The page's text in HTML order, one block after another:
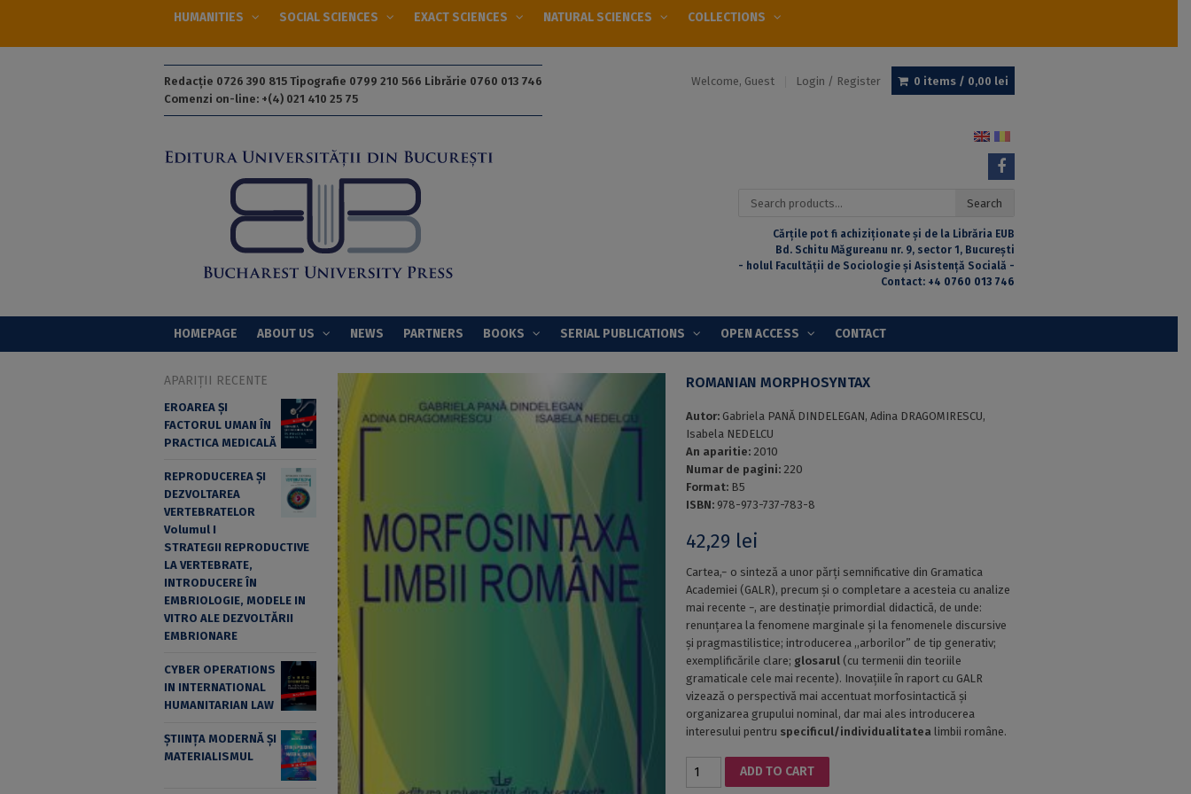
HUMANITIES SOCIAL SCIENCES EXACT SCIENCES NATURAL SCIENCES COLLECTIONS
Redacție 0726 390 815 Tipografie 0799 210 566 Librărie 0760 013 746
Comenzi on-line: +(4) 021 410 25 75
Welcome, Guest Login / Register 0 items / 0,00 lei
Search
Search
Cărțile pot fi achiziționate și de la Librăria EUB
Bd. Schitu Măgureanu nr. 9, sector 1, București
- holul Facultății de Sociologie și Asistență Socială -
Contact: +4 0760 013 746
HOMEPAGE ABOUT US NEWS PARTNERS BOOKS SERIAL PUBLICATIONS OPEN ACCESS CONTACT
ROMANIAN MORPHOSYNTAX
Autor: Gabriela PANĂ DINDELEGAN, Adina DRAGOMIRESCU,
Isabela NEDELCU
An aparitie: 2010
Numar de pagini: 220
Format: B5
ISBN: 978-973-737-783-8
42,29 lei
Cartea,− o sinteză a unor părți semnificative din Gramatica
Academiei (GALR), precum și o completare a acesteia cu analize
mai recente −, are destinație primordial didactică, de unde:
renunțarea la fenomene marginale și la fenomenele discursive
și pragmastilistice; introducerea ,,arborilor” de tip generativ;
exemplificările clare; glosarul (cu termenii din teoriile
gramaticale cele mai recente). Inovațiile în raport cu GALR
vizează o perspectivă mai accentuat morfosintactică și
organizarea grupului nominal, dar mai ales introducerea
interesului pentru specificul/individualitatea limbii române.
ADD TO CART
APARIȚII RECENTE
EROAREA ȘI
FACTORUL UMAN ÎN
PRACTICA MEDICALĂ
REPRODUCEREA ȘI
DEZVOLTAREA
VERTEBRATELOR
Volumul I
STRATEGII REPRODUCTIVE
LA VERTEBRATE,
INTRODUCERE ÎN
EMBRIOLOGIE, MODELE IN
VITRO ALE DEZVOLTĂRII
EMBRIONARE
CYBER OPERATIONS
IN INTERNATIONAL
HUMANITARIAN LAW
ȘTIINȚA MODERNĂ ȘI
MATERIALISMUL